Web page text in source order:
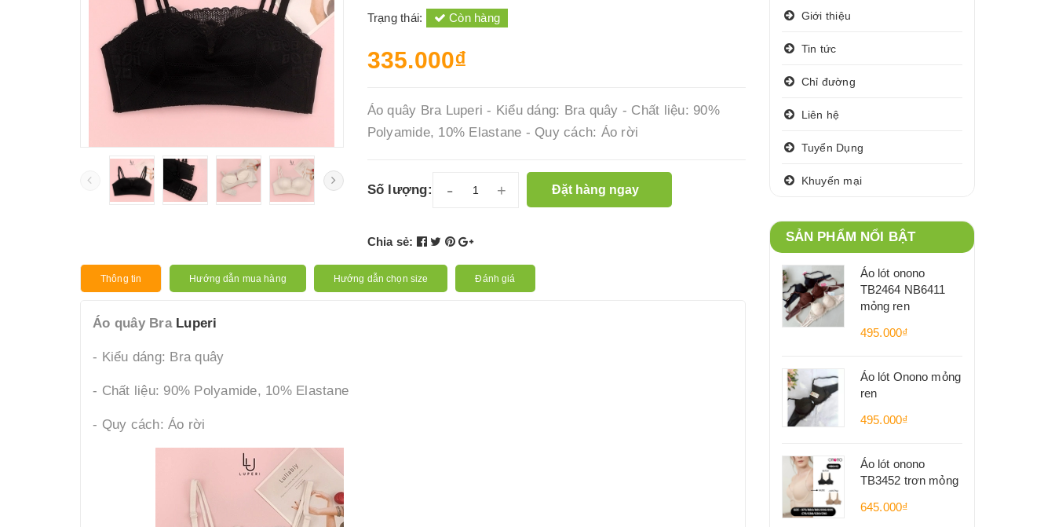
Trạng thái: Còn hàng
335.000₫
Áo quây Bra Luperi - Kiểu dáng: Bra quây - Chất liệu: 90%
Polyamide, 10% Elastane - Quy cách: Áo rời
Số lượng: - + Đặt hàng ngay
Chia sẻ:
Thông tin Hướng dẫn mua hàng Hướng dẫn chọn size Đánh giá
Áo quây Bra Luperi
- Kiểu dáng: Bra quây
- Chất liệu: 90% Polyamide, 10% Elastane
- Quy cách: Áo rời
Giới thiệu
Tin tức
Chỉ đường
Liên hệ
Tuyển Dụng
Khuyến mại
SẢN PHẨM NỔI BẬT
Áo lót onono
TB2464 NB6411
mỏng ren
495.000₫
Áo lót Onono mỏng
ren
495.000₫
Áo lót onono
TB3452 trơn mỏng
645.000₫